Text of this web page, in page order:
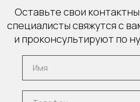
Оставьте свои
специалисты свяжутся с
и проконсультируют по